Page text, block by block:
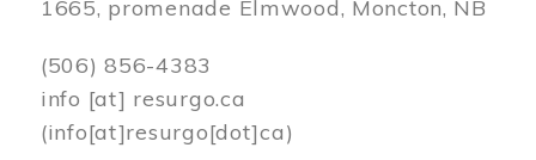
1665, promenade Elmwood, Moncton, NB
(506) 856-4383
info [at] resurgo.ca
(info[at]resurgo[dot]ca)